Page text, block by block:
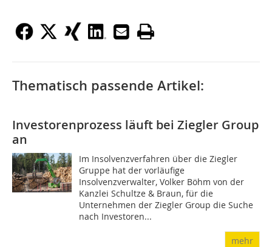
Thematisch passende Artikel:
Investorenprozess läuft bei Ziegler Group
an
Im Insolvenzverfahren über die Ziegler
Gruppe hat der vorläufige
Insolvenzverwalter, Volker Böhm von der
Kanzlei Schultze & Braun, für die
Unternehmen der Ziegler Group die Suche
nach Investoren...
mehr